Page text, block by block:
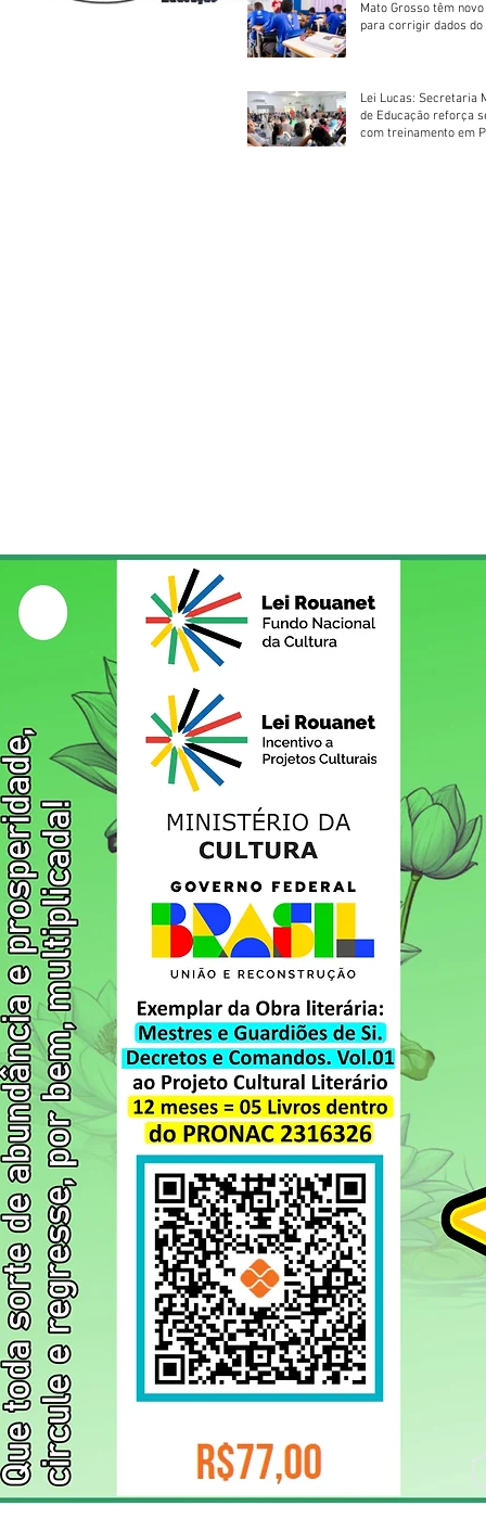
Mato Grosso têm
para corrigir dados do
Lei Lucas: Secretaria
de Educação reforça
com treinamento em